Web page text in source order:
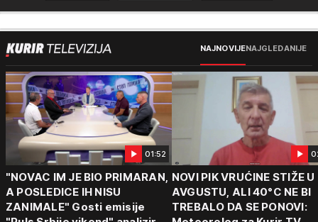
NAJNOVIJENAJGLEDANIJE
01:52
"NOVAC IM JE BIO PRIMARAN,
A POSLEDICE IH NISU
ZANIMALE" Gosti emisije
NOVI PIK VRUĆINE STIŽE U
AVGUSTU, ALI 40°C NE BI
TREBALO DA SE PONOVI: